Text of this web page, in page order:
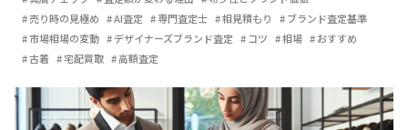
売り時の見極め
AI査定 専門査定士 相見積もり
ブランド査定基準
市場相場の変動
デザイナーズブランド査定 コツ 相場
おすすめ
古着
宅配買取 高額査定